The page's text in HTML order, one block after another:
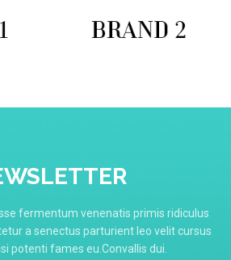
fermentum venenatis primis ridiculus
a senectus parturient leo velit cursus
potenti fames eu.Convallis dui.